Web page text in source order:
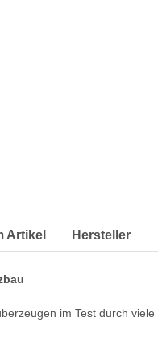
Artikel Hersteller
im Test durch